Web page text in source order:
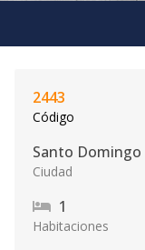
2443
Código
Santo Domingo
Ciudad
1
Habitaciones